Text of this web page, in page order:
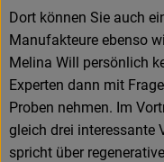
Dort können Sie auch
Manufakteure ebenso
Melina Will persönlich
Experten dann mit
Proben nehmen. Im
gleich drei interessante
spricht über